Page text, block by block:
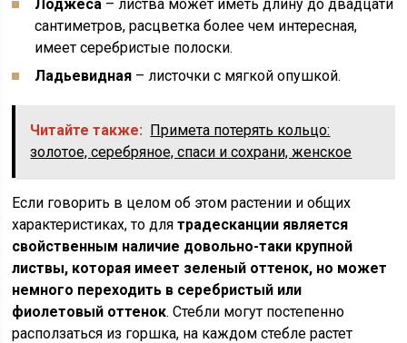
Лоджеса – листва может иметь длину до двадцати
сантиметров, расцветка более чем интересная,
имеет серебристые полоски.
Ладьевидная – листочки с мягкой опушкой.
Читайте также: Примета потерять кольцо:
золотое, серебряное, спаси и сохрани, женское
Если говорить в целом об этом растении и общих
характеристиках, то длятрадесканции является
свойственным наличие довольно-таки крупной
листвы, которая имеет зеленый оттенок, но может
немного переходить в серебристый или
фиолетовый оттенок. Стебли могут постепенно
расползаться из горшка, на каждом стебле растет